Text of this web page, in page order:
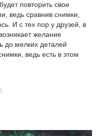
повторить свое
ведь сравнив снимки,
И с тех пор у друзей, в
желание
до мелких деталей
ведь есть в этом